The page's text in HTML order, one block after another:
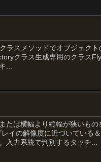
スメソッドでオブジェクト
クラス生成専用のクラス
...
たは横幅より縦幅が狭いも
イの解像度に近づいている
入力系統で判別するタッチ...